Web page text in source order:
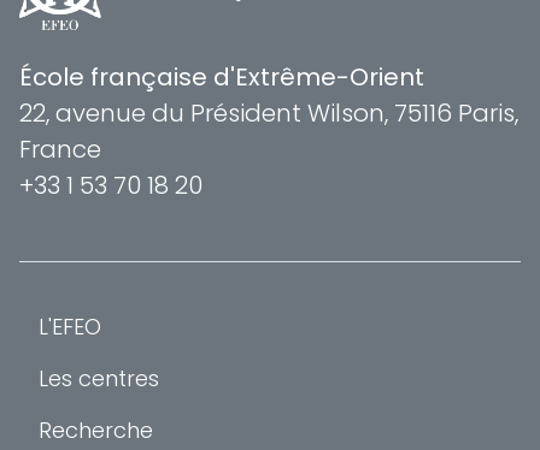
École française d'Extrême-Orient
22, avenue du Président Wilson, 75116 Paris,
France
+33 1 53 70 18 20
L'EFEO
Les centres
Recherche